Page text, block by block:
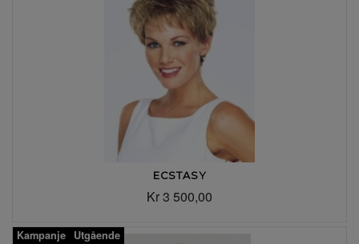
ECSTASY
Kr 3 500,00
Kampanje Utgående